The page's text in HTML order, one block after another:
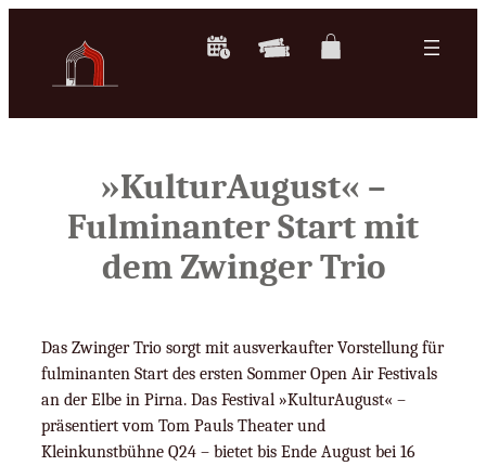
»KulturAugust« –
Fulminanter Start mit
dem Zwinger Trio
Das Zwinger Trio sorgt mit ausverkaufter Vorstellung für
fulminanten Start des ersten Sommer Open Air Festivals
an der Elbe in Pirna. Das Festival »KulturAugust« –
präsentiert vom Tom Pauls Theater und
Kleinkunstbühne Q24 – bietet bis Ende August bei 16